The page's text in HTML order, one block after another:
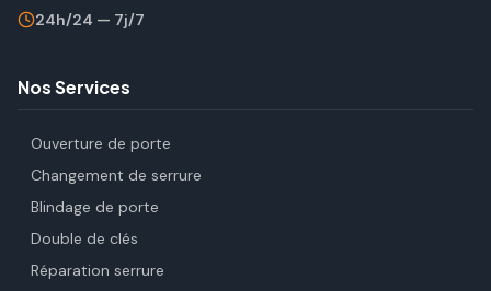
24h/24 — 7j/7
Nos Services
Ouverture de porte
Changement de serrure
Blindage de porte
Double de clés
Réparation serrure